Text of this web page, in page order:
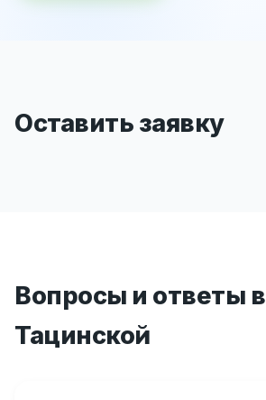
Оставить заявку
Вопросы и ответы в
Тацинской